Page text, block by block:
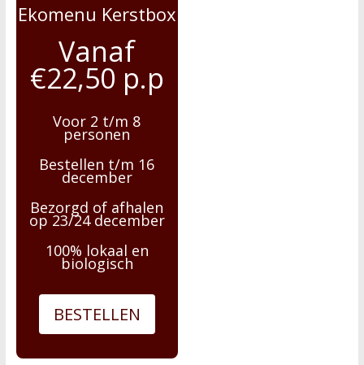
Ekomenu Kerstbox
Vanaf
€22,50 p.p
Voor 2 t/m 8
personen
Bestellen t/m 16
december
Bezorgd of afhalen
op 23/24 december
100% lokaal en
biologisch
BESTELLEN